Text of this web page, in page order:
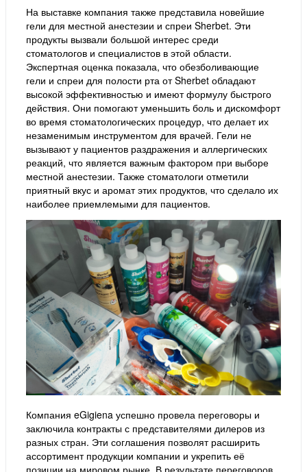
На выставке компания также представила новейшие
гели для местной анестезии и спреи Sherbet. Эти
продукты вызвали большой интерес среди
стоматологов и специалистов в этой области.
Экспертная оценка показала, что обезболивающие
гели и спреи для полости рта от Sherbet обладают
высокой эффективностью и имеют формулу быстрого
действия. Они помогают уменьшить боль и дискомфорт
во время стоматологических процедур, что делает их
незаменимым инструментом для врачей. Гели не
вызывают у пациентов раздражения и аллергических
реакций, что является важным фактором при выборе
местной анестезии. Также стоматологи отметили
приятный вкус и аромат этих продуктов, что сделало их
наиболее приемлемыми для пациентов.
Компания eGigiena успешно провела переговоры и
заключила контракты с представителями дилеров из
разных стран. Эти соглашения позволят расширить
ассортимент продукции компании и укрепить её